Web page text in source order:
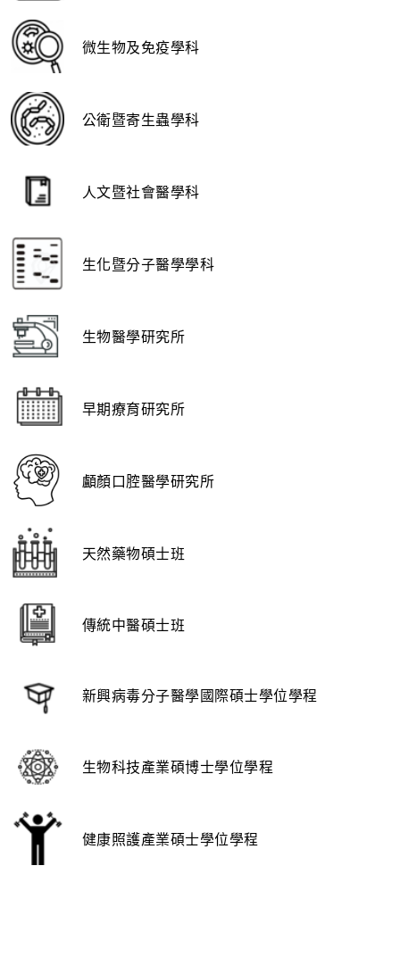
微生物及免疫學科
公衛暨寄生蟲學科
人文暨社會醫學科
生化暨分子醫學學科
生物醫學研究所
早期療育研究所
顱顏口腔醫學研究所
天然藥物碩士班
傳統中醫碩士班
新興病毒分子醫學國際碩士學位學程
生物科技產業碩博士學位學程
健康照護產業碩士學位學程